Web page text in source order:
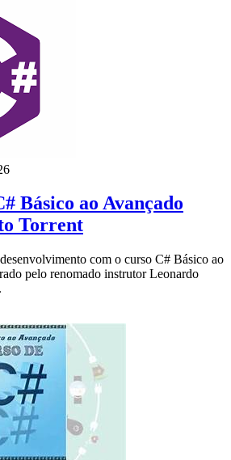
Básico ao Avançado
Torrent
com o curso C# Básico ao
pelo renomado instrutor Leonardo